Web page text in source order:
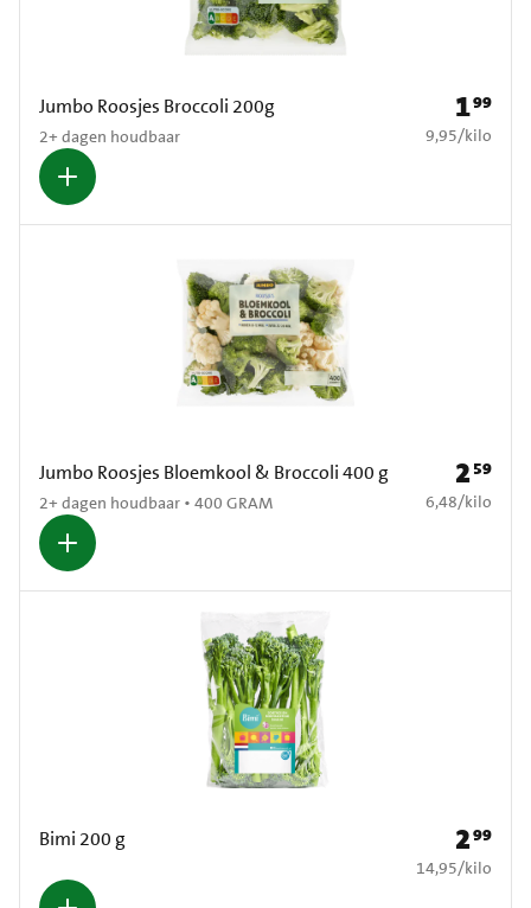
Jumbo Roosjes Broccoli 200g
2+ dagen houdbaar
Prijs: €
199
€ 9,95 per kilo
9,95/kilo
Jumbo Roosjes Bloemkool & Broccoli 400 g
2+ dagen houdbaar • 400 GRAM
Prijs: €
259
€ 6,48 per kilo
6,48/kilo
Bimi 200 g Prijs: €
299
€ 14,95 per kilo
14,95/kilo